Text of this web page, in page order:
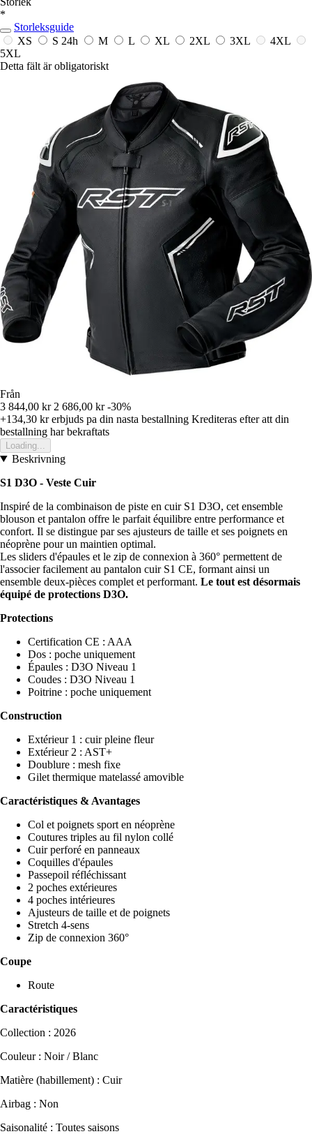
*
Storleksguide
XS
S 24h M L XL 2XL 3XL
4XL
5XL
Detta fält är obligatoriskt
Från
3 844,00 kr 2 686,00 kr -30%
+134,30 krerbjuds pa din nasta bestallning Krediteras efter att din
bestallning har bekraftats
Loading...
Beskrivning
S1 D3O - Veste Cuir
Inspiré de la combinaison de piste en cuir S1 D3O, cet ensemble
blouson et pantalon offre le parfait équilibre entre performance et
confort. Il se distingue par ses ajusteurs de taille et ses poignets en
néoprène pour un maintien optimal.
Les sliders d'épaules et le zip de connexion à 360° permettent de
l'associer facilement au pantalon cuir S1 CE, formant ainsi un
ensemble deux-pièces complet et performant. Le tout est désormais
équipé de protections D3O.
Protections
Certification CE : AAA
Dos : poche uniquement
Épaules : D3O Niveau 1
Coudes : D3O Niveau 1
Poitrine : poche uniquement
Construction
Extérieur 1 : cuir pleine fleur
Extérieur 2 : AST+
Doublure : mesh fixe
Gilet thermique matelassé amovible
Caractéristiques & Avantages
Col et poignets sport en néoprène
Coutures triples au fil nylon collé
Cuir perforé en panneaux
Coquilles d'épaules
Passepoil réfléchissant
2 poches extérieures
4 poches intérieures
Ajusteurs de taille et de poignets
Stretch 4-sens
Zip de connexion 360°
Coupe
Route
Caractéristiques
Collection : 2026
Couleur : Noir / Blanc
Matière (habillement) : Cuir
Airbag : Non
Saisonalité : Toutes saisons